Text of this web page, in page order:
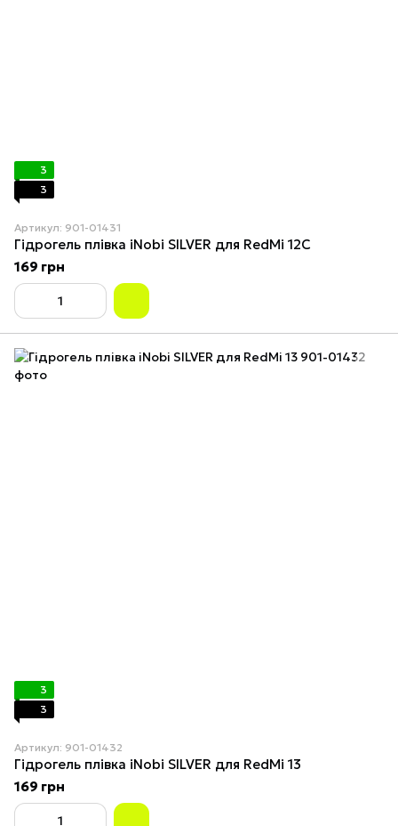
3
3
Артикул: 901-01431
Гідрогель плівка iNobi SILVER для RedMi 12C
169 грн
3
3
Артикул: 901-01432
Гідрогель плівка iNobi SILVER для RedMi 13
169 грн